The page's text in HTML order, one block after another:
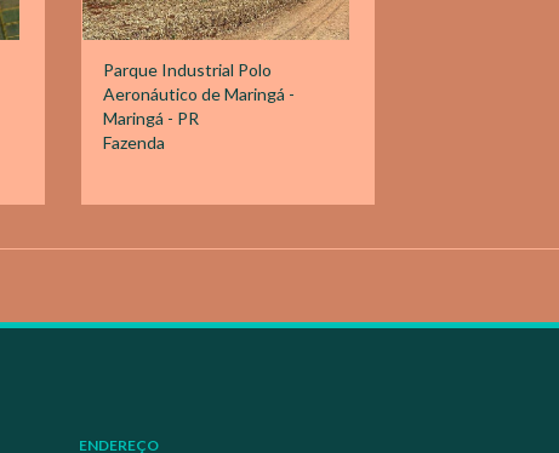
Parque Industrial Polo
Aeronáutico de Maringá -
Maringá - PR
Fazenda
ENDEREÇO